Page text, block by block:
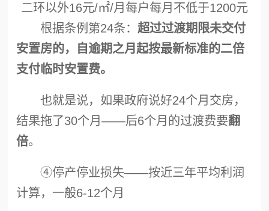
二环以外16元/㎡/月 每户每月不低于1200元
根据条例第24条： 超过过渡期限未交付
安置房的，自逾期之月起按最新标准的二倍
支付临时安置费。
也就是说，如果政府说好24个月交房，
结果拖了30个月——后6个月的过渡费要翻
倍。
④停产停业损失——按近三年平均利润
计算，一般6-12个月